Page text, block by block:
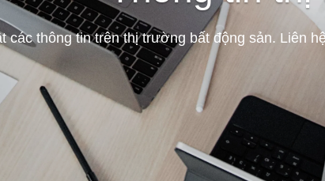
các thông tin trên thị trường bất động sản. Liên